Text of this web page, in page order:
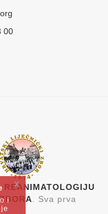
00
REANIMATOLOGIJU
. Sva prva
i
x